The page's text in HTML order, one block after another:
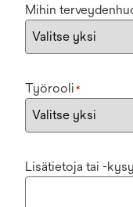
Mihin
Työrooli *
Lisätietoja tai -